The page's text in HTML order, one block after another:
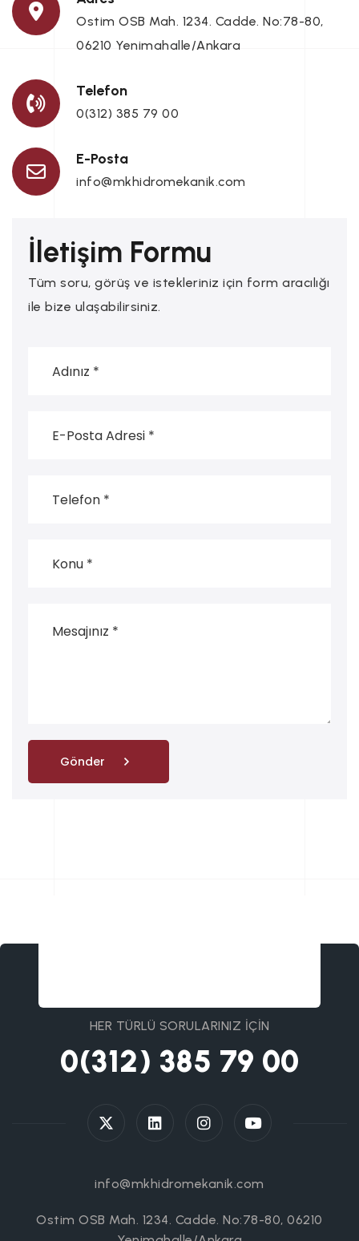
Ostim OSB Mah. 1234. Cadde. No:78-80,
06210 Yenimahalle/Ankara
Telefon
0(312) 385 79 00
E-Posta
info@mkhidromekanik.com
İletişim Formu
Tüm soru, görüş ve istekleriniz için form aracılığı
ile bize ulaşabilirsiniz.
Gönder
HER TÜRLÜ SORULARINIZ İÇİN
0(312) 385 79 00
info@mkhidromekanik.com
Ostim OSB Mah. 1234. Cadde. No:78-80, 06210